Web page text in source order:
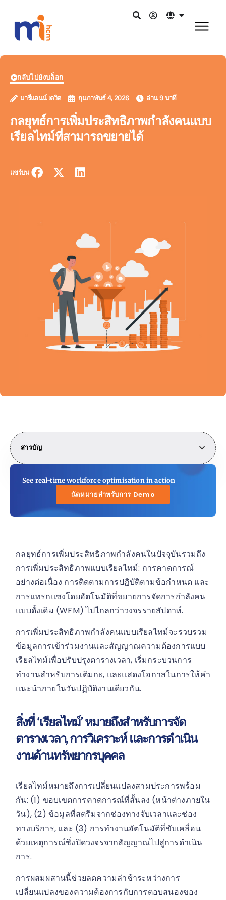
กลับไปยังบล็อก
มารีแอนน์ เดวิด กุมภาพันธ์ 4, 2026 อ่าน 9 นาที
กลยุทธ์การเพิ่มประสิทธิภาพกำลังคนแบบ
เรียลไทม์ที่สามารถขยายได้
แชร์บน
สารบัญ
See real-time workforce optimisation in action
นัดหมายสำหรับการ Demo
กลยุทธ์การเพิ่มประสิทธิภาพกำลังคนในปัจจุบันรวมถึง
การเพิ่มประสิทธิภาพแบบเรียลไทม์: การคาดการณ์
อย่างต่อเนื่อง การติดตามการปฏิบัติตามข้อกำหนด และ
การแทรกแซงโดยอัตโนมัติที่ขยายการจัดการกำลังคน
แบบดั้งเดิม (WFM) ไปไกลกว่าวงจรรายสัปดาห์.
การเพิ่มประสิทธิภาพกำลังคนแบบเรียลไทม์จะรวบรวม
ข้อมูลการเข้าร่วมงานและสัญญาณความต้องการแบบ
เรียลไทม์เพื่อปรับปรุงตารางเวลา, เริ่มกระบวนการ
ทำงานสำหรับการเติมกะ, และแสดงโอกาสในการให้คำ
แนะนำภายในวันปฏิบัติงานเดียวกัน.
สิ่งที่ ‘เรียลไทม์’ หมายถึงสำหรับการจัด
ตารางเวลา, การวิเคราะห์ และการดำเนิน
งานด้านทรัพยากรบุคคล
เรียลไทม์หมายถึงการเปลี่ยนแปลงสามประการพร้อม
กัน: (1) ขอบเขตการคาดการณ์ที่สั้นลง (หน้าต่างภายใน
วัน), (2) ข้อมูลที่สตรีมจากช่องทางจับเวลาและช่อง
ทางบริการ, และ (3) การทำงานอัตโนมัติที่ขับเคลื่อน
ด้วยเหตุการณ์ซึ่งปิดวงจรจากสัญญาณไปสู่การดำเนิน
การ.
การผสมผสานนี้ช่วยลดความล่าช้าระหว่างการ
เปลี่ยนแปลงของความต้องการกับการตอบสนองของ